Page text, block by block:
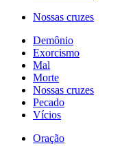
Nossas cruzes
Demônio
Exorcismo
Mal
Morte
Nossas cruzes
Pecado
Vícios
Oração